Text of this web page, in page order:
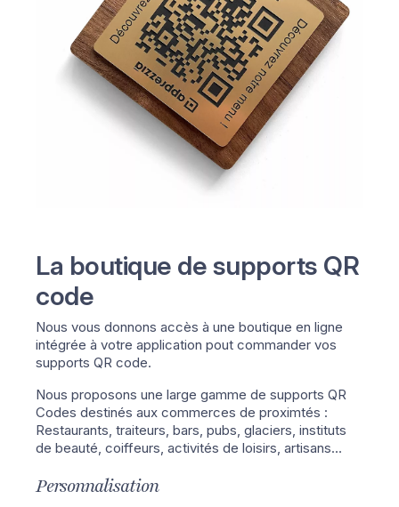
La boutique de supports QR
code
Nous vous donnons accès à une boutique en ligne
intégrée à votre application pout commander vos
supports QR code.
Nous proposons une large gamme de supports QR
Codes destinés aux commerces de proximtés :
Restaurants, traiteurs, bars, pubs, glaciers, instituts
de beauté, coiffeurs, activités de loisirs, artisans…
Personnalisation